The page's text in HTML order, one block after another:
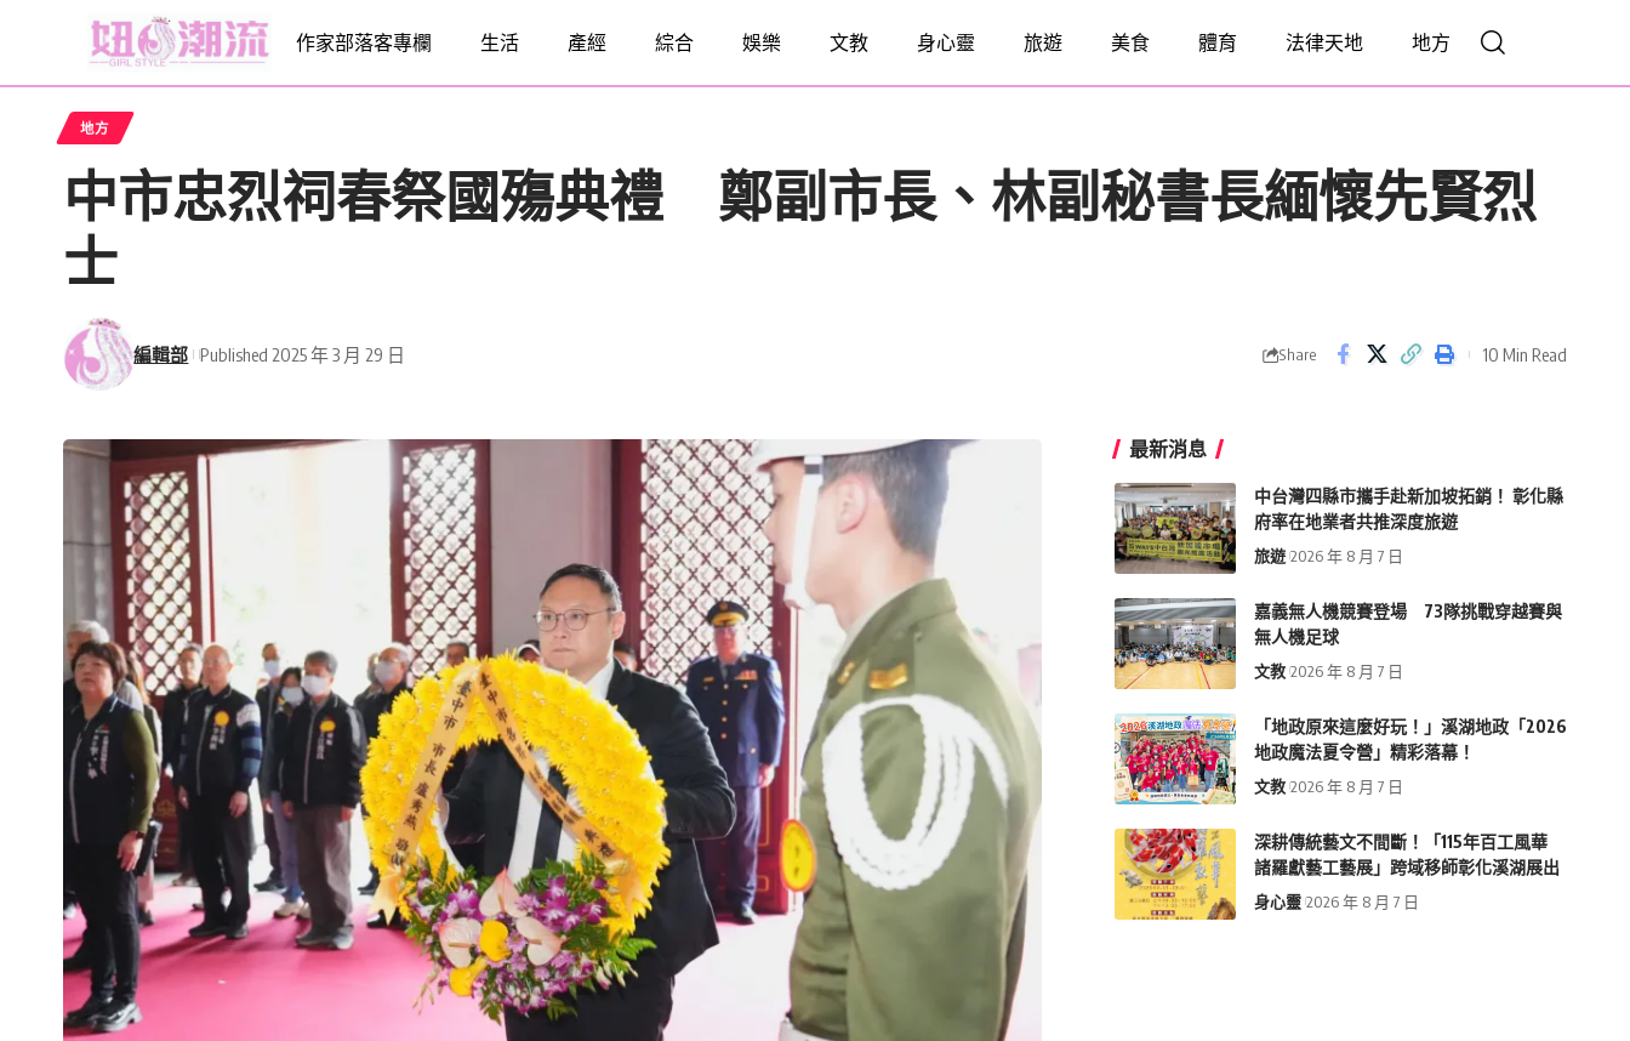
作家部落客專欄 生活 產經 綜合 娛樂 文教 身心靈 旅遊 美食 體育 法律天地 地方
地方
中市忠烈祠春祭國殤典禮 鄭副市長、林副秘書長緬懷先賢烈
士
編輯部 Published 2025 年 3 月 29 日 Share 10 Min Read
最新消息
中台灣四縣市攜手赴新加坡拓銷！ 彰化縣
府率在地業者共推深度旅遊
旅遊 2026 年 8 月 7 日
嘉義無人機競賽登場 73隊挑戰穿越賽與
無人機足球
文教 2026 年 8 月 7 日
「地政原來這麼好玩！」溪湖地政「2026
地政魔法夏令營」精彩落幕！
文教 2026 年 8 月 7 日
深耕傳統藝文不間斷！「115年百工風華
諸羅獻藝工藝展」跨域移師彰化溪湖展出
身心靈 2026 年 8 月 7 日